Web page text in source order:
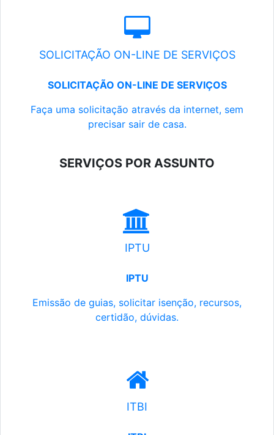
SOLICITAÇÃO ON-LINE DE SERVIÇOS
SOLICITAÇÃO ON-LINE DE SERVIÇOS
Faça uma solicitação através da internet, sem
precisar sair de casa.
SERVIÇOS POR ASSUNTO
IPTU
IPTU
Emissão de guias, solicitar isenção, recursos,
certidão, dúvidas.
ITBI